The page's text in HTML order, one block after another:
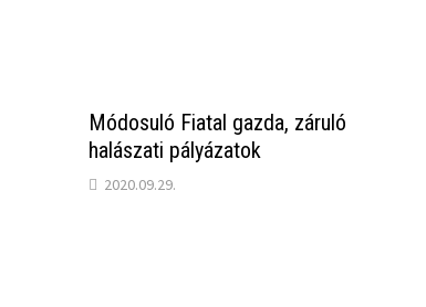
Módosuló Fiatal gazda, záruló
halászati pályázatok
2020.09.29.